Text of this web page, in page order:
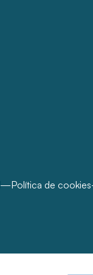
Política de cookies